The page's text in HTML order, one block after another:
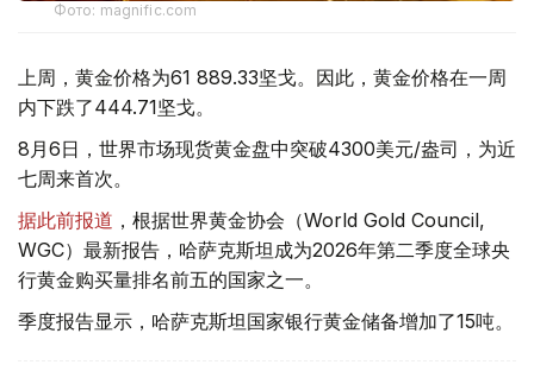
Фото: magnific.com
上周，黄金价格为61 889.33坚戈。因此，黄金价格在一周
内下跌了444.71坚戈。
8月6日，世界市场现货黄金盘中突破4300美元/盎司，为近
七周来首次。
据此前报道 ，根据世界黄金协会（World Gold Council,
WGC）最新报告，哈萨克斯坦成为2026年第二季度全球央
行黄金购买量排名前五的国家之一。
季度报告显示，哈萨克斯坦国家银行黄金储备增加了15吨。